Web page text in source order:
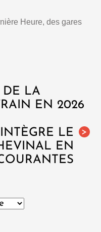
Heure, des gares
DE LA
EN 2026
>
LE
EN